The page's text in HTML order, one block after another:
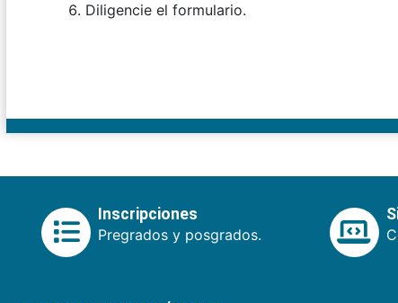
Diligencie el formulario.
Inscripciones
Pregrados y posgrados.